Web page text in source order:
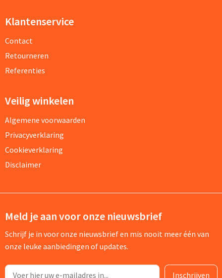
Klantenservice
Contact
Retourneren
Referenties
Veilig winkelen
Algemene voorwaarden
Privacyverklaring
Cookieverklaring
Disclaimer
Meld je aan voor onze nieuwsbrief
Schrijf je in voor onze nieuwsbrief en mis nooit meer één van
onze leuke aanbiedingen of updates.